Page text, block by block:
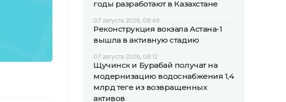
годы разработают в Казахстане
07 августа 2026, 08:46
Реконструкция вокзала Астана-1
вышла в активную стадию
07 августа 2026, 08:12
Щучинск и Бурабай получат на
модернизацию водоснабжения 1,4
млрд теңге из возвращенных
активов